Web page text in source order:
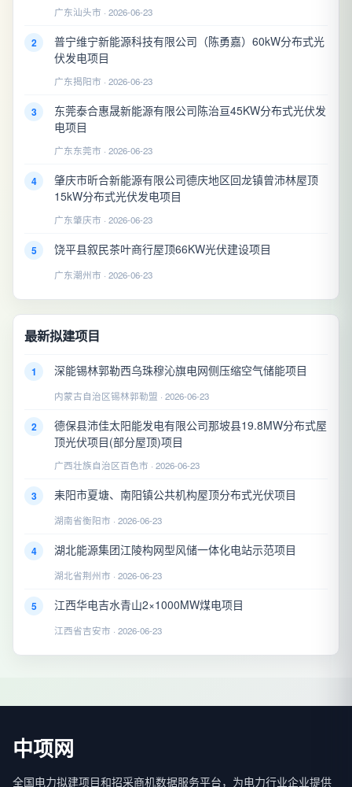
广东汕头市 · 2026-06-23
2
普宁维宁新能源科技有限公司（陈勇嘉）60kW分布式光
伏发电项目
广东揭阳市 · 2026-06-23
3
东莞泰合惠晟新能源有限公司陈治亘45KW分布式光伏发
电项目
广东东莞市 · 2026-06-23
4
肇庆市昕合新能源有限公司德庆地区回龙镇曾沛林屋顶
15kW分布式光伏发电项目
广东肇庆市 · 2026-06-23
5 饶平县叙民茶叶商行屋顶66KW光伏建设项目
广东潮州市 · 2026-06-23
最新拟建项目
1 深能锡林郭勒西乌珠穆沁旗电网侧压缩空气储能项目
内蒙古自治区锡林郭勒盟 · 2026-06-23
2
德保县沛佳太阳能发电有限公司那坡县19.8MW分布式屋
顶光伏项目(部分屋顶)项目
广西壮族自治区百色市 · 2026-06-23
3 耒阳市夏塘、南阳镇公共机构屋顶分布式光伏项目
湖南省衡阳市 · 2026-06-23
4 湖北能源集团江陵构网型风储一体化电站示范项目
湖北省荆州市 · 2026-06-23
5 江西华电吉水青山2×1000MW煤电项目
江西省吉安市 · 2026-06-23
中项网
全国电力拟建项目和招采商机数据服务平台，为电力行业企业提供